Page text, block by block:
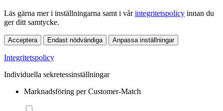
Läs gärna mer i inställningarna samt i vårintegritetspolicy innan du
ger ditt samtycke.
Acceptera Endast nödvändiga Anpassa inställningar
Integritetspolicy
Individuella sekretessinställningar
Marknadsföring per Customer-Match